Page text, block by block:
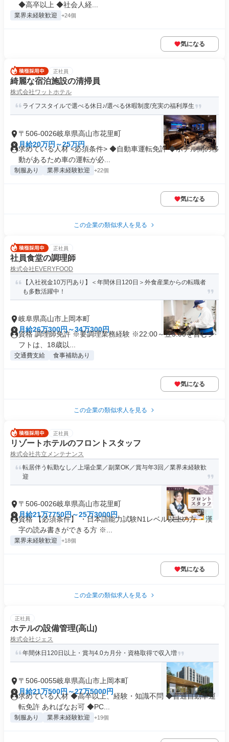
◆高卒以上 ◆社会人経...
業界未経験歓迎 +24個
気になる
正社員
綺麗な宿泊施設の清掃員
株式会社ワットホテル
ライフスタイルで選べる休日♪/選べる休暇制度/充実の福利厚生
〒506-0026岐阜県高山市花里町
月給20万円～25万円
求めている人材 <必須条件> ◆自動車運転免許 ◆ホテル間の移
動があるため車の運転が必...
制服あり 業界未経験歓迎 +22個
気になる
この企業の類似求人を見る
正社員
社員食堂の調理師
株式会社EVERYFOOD
【入社祝金10万円あり】＜年間休日120日＞外食産業からの転職者
も多数活躍中！
岐阜県高山市上岡本町
月給26万300円～34万300円
資格 調理師免許 ※要調理業務経験 ※22:00～翌5:00を含むシ
フトは、18歳以...
交通費支給 食事補助あり
気になる
この企業の類似求人を見る
正社員
リゾートホテルのフロントスタッフ
株式会社共立メンテナンス
転居伴う転勤なし／上場企業／副業OK／賞与年3回／業界未経験歓
迎
〒506-0026岐阜県高山市花里町
月給21万7750円～25万3000円
資格 【必須条件】 ・日本語能力試験N1レベル以上の方 ・漢
字の読み書きができる方 ※...
業界未経験歓迎 +18個
気になる
この企業の類似求人を見る
正社員
ホテルの設備管理(高山)
株式会社ジェス
年間休日120日以上・賞与4.0カ月分・資格取得で収入増
〒506-0055岐阜県高山市上岡本町
月給21万500円～27万5000円
求めている人材 ◆高卒以上、経験・知識不問 ◆普通自動車運
転免許 あればなお可 ◆PC...
制服あり 業界未経験歓迎 +19個